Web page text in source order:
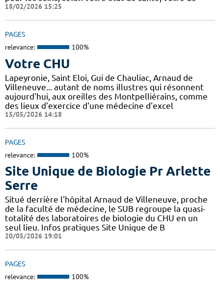
18/02/2026 15:25
PAGES
relevance: 100%
Votre CHU
Lapeyronie, Saint Eloi, Gui de Chauliac, Arnaud de
Villeneuve... autant de noms illustres qui résonnent
aujourd'hui, aux oreilles des Montpelliérains, comme
des lieux d'exercice d'une médecine d'excel
15/05/2026 14:18
PAGES
relevance: 100%
Site Unique de Biologie Pr Arlette
Serre
Situé derrière l'hôpital Arnaud de Villeneuve, proche
de la faculté de médecine, le SUB regroupe la quasi-
totalité des laboratoires de biologie du CHU en un
seul lieu. Infos pratiques Site Unique de B
20/05/2026 19:01
PAGES
relevance: 100%